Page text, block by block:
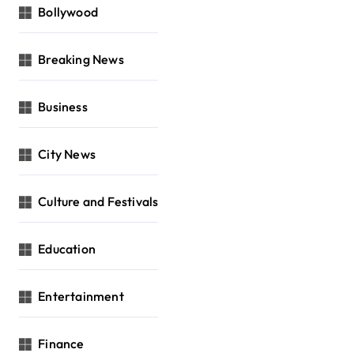
Bollywood
Breaking News
Business
City News
Culture and Festivals
Education
Entertainment
Finance